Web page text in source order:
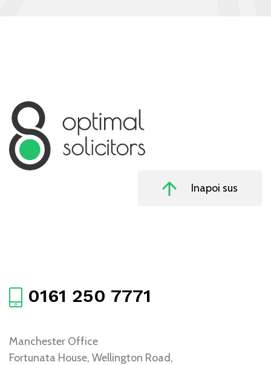
Inapoi sus
0161 250 7771
Manchester Office
Fortunata House, Wellington Road,